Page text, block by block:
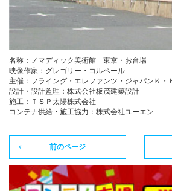
名称：ノマディック美術館 東京・お台場
映像作家：グレゴリー・コルベール
主催：フライング・エレファンツ・ジャパンＫ・
設計・設計監理：株式会社板茂建築設計
施工：ＴＳＰ太陽株式会社
コンテナ供給・施工協力：株式会社ユーエン
前のページ